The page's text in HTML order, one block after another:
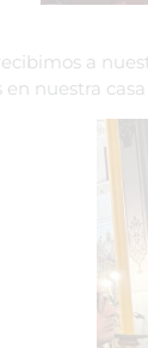
a
nuestra